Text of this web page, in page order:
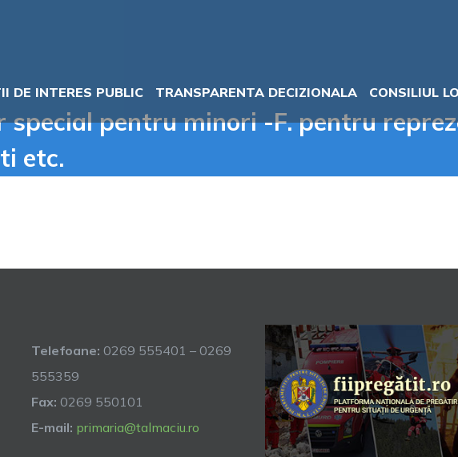
DE INTERES PUBLIC TRANSPARENTA DECIZIONALA CONSILIUL
special pentru minori -F. pentru
etc.
Telefoane: 0269 555401 – 0269
555359
Fax: 0269 550101
E-mail: primaria@talmaciu.ro